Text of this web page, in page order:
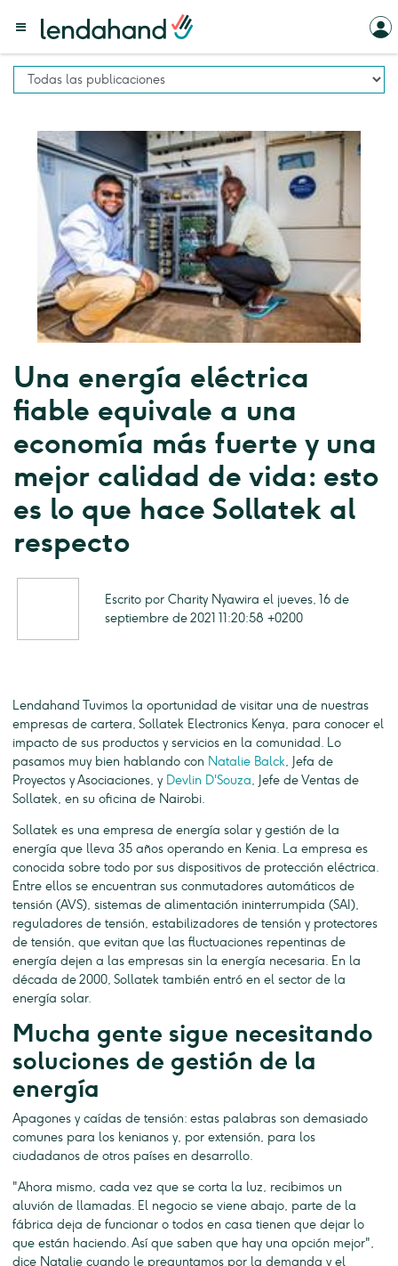
Una energía eléctrica
fiable equivale a una
economía más fuerte y una
mejor calidad de vida: esto
es lo que hace Sollatek al
respecto
Escrito por Charity Nyawira el jueves, 16 de
septiembre de 2021 11:20:58 +0200
Lendahand Tuvimos la oportunidad de visitar una de nuestras
empresas de cartera, Sollatek Electronics Kenya, para conocer el
impacto de sus productos y servicios en la comunidad. Lo
pasamos muy bien hablando con Natalie Balck, Jefa de
Proyectos y Asociaciones, y Devlin D'Souza, Jefe de Ventas de
Sollatek, en su oficina de Nairobi.
Sollatek es una empresa de energía solar y gestión de la
energía que lleva 35 años operando en Kenia. La empresa es
conocida sobre todo por sus dispositivos de protección eléctrica.
Entre ellos se encuentran sus conmutadores automáticos de
tensión (AVS), sistemas de alimentación ininterrumpida (SAI),
reguladores de tensión, estabilizadores de tensión y protectores
de tensión, que evitan que las fluctuaciones repentinas de
energía dejen a las empresas sin la energía necesaria. En la
década de 2000, Sollatek también entró en el sector de la
energía solar.
Mucha gente sigue necesitando
soluciones de gestión de la
energía
Apagones y caídas de tensión: estas palabras son demasiado
comunes para los kenianos y, por extensión, para los
ciudadanos de otros países en desarrollo.
"Ahora mismo, cada vez que se corta la luz, recibimos un
aluvión de llamadas. El negocio se viene abajo, parte de la
fábrica deja de funcionar o todos en casa tienen que dejar lo
que están haciendo. Así que saben que hay una opción mejor",
dice Natalie cuando le preguntamos por la demanda y el